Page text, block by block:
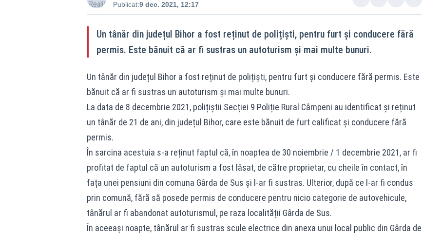
Publicat:9 dec. 2021, 12:17
Un tânăr din județul Bihor a fost reținut de polițiști, pentru furt și conducere fără
permis. Este bănuit că ar fi sustras un autoturism și mai multe bunuri.
Un tânăr din județul Bihor a fost reținut de polițiști, pentru furt și conducere fără permis. Este
bănuit că ar fi sustras un autoturism și mai multe bunuri.
La data de 8 decembrie 2021, polițiștii Secției 9 Poliție Rural Câmpeni au identificat și reținut
un tânăr de 21 de ani, din județul Bihor, care este bănuit de furt calificat și conducere fără
permis.
În sarcina acestuia s-a reținut faptul că, în noaptea de 30 noiembrie / 1 decembrie 2021, ar fi
profitat de faptul că un autoturism a fost lăsat, de către proprietar, cu cheile în contact, în
fața unei pensiuni din comuna Gârda de Sus și l-ar fi sustras. Ulterior, după ce l-ar fi condus
prin comună, fără să posede permis de conducere pentru nicio categorie de autovehicule,
tânărul ar fi abandonat autoturismul, pe raza localității Gârda de Sus.
În aceeași noapte, tânărul ar fi sustras scule electrice din anexa unui local public din Gârda de